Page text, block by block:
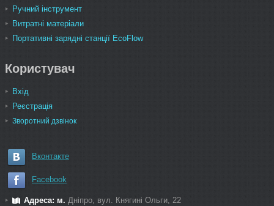
Ручний інструмент
Витратні матеріали
Портативні зарядні станції EcoFlow
Користувач
Вхід
Реєстрація
Зворотний дзвінок
Вконтакте
Facebook
Адреса: м. Дніпро, вул. Княгині Ольги, 22